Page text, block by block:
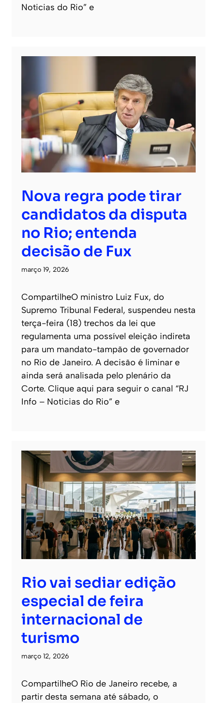
Noticias do Rio” e
Nova regra pode tirar
candidatos da disputa
no Rio; entenda
decisão de Fux
março 19, 2026
CompartilheO ministro Luiz Fux, do
Supremo Tribunal Federal, suspendeu nesta
terça-feira (18) trechos da lei que
regulamenta uma possível eleição indireta
para um mandato-tampão de governador
no Rio de Janeiro. A decisão é liminar e
ainda será analisada pelo plenário da
Corte. Clique aqui para seguir o canal “RJ
Info – Noticias do Rio” e
Rio vai sediar edição
especial de feira
internacional de
turismo
março 12, 2026
CompartilheO Rio de Janeiro recebe, a
partir desta semana até sábado, o